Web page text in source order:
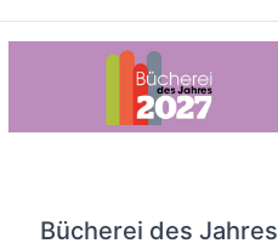
Bücherei des Jahres